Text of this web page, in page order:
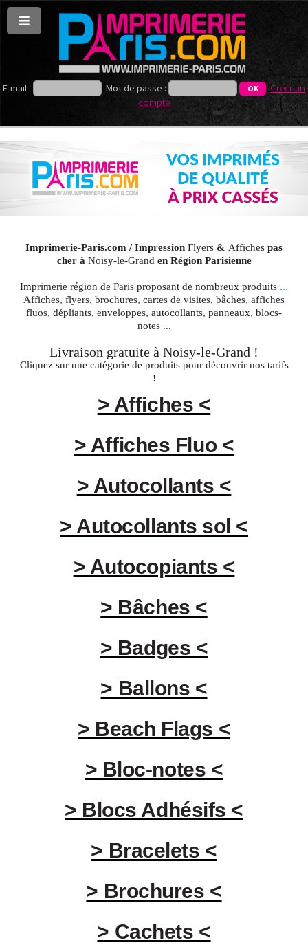
E-mail : Mot de passe :
Créer un
compte
Imprimerie-Paris.com / Impression Flyers & Affiches pas
cher à Noisy-le-Grand en Région Parisienne
Imprimerie région de Paris proposant de nombreux produits ...
Affiches, flyers, brochures, cartes de visites, bâches, affiches
fluos, dépliants, enveloppes, autocollants, panneaux, blocs-
notes ...
Livraison gratuite à Noisy-le-Grand !
Cliquez sur une catégorie de produits pour découvrir nos tarifs
!
> Affiches <
> Affiches Fluo <
> Autocollants <
> Autocollants sol <
> Autocopiants <
> Bâches <
> Badges <
> Ballons <
> Beach Flags <
> Bloc-notes <
> Blocs Adhésifs <
> Bracelets <
> Brochures <
> Cachets <